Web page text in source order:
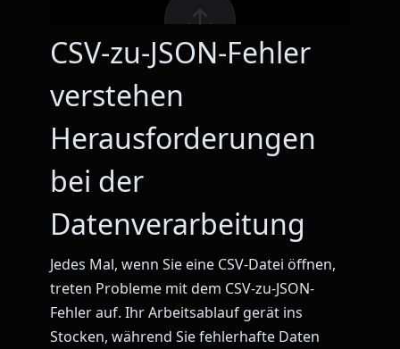
CSV-zu-JSON-Fehler
verstehen
Herausforderungen
bei der
Datenverarbeitung
Jedes Mal, wenn Sie eine CSV-Datei öffnen,
treten Probleme mit dem CSV-zu-JSON-
Fehler auf. Ihr Arbeitsablauf gerät ins
Stocken, während Sie fehlerhafte Daten